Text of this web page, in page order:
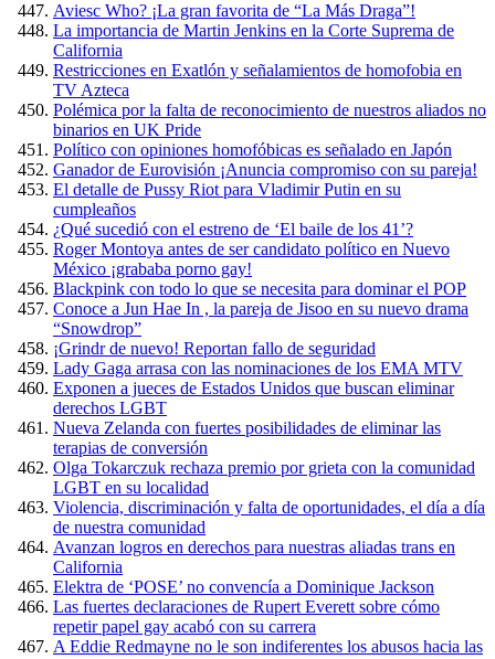
Aviesc Who? ¡La gran favorita de “La Más Draga”!
La importancia de Martin Jenkins en la Corte Suprema de
California
Restricciones en Exatlón y señalamientos de homofobia en
TV Azteca
Polémica por la falta de reconocimiento de nuestros aliados no
binarios en UK Pride
Político con opiniones homofóbicas es señalado en Japón
Ganador de Eurovisión ¡Anuncia compromiso con su pareja!
El detalle de Pussy Riot para Vladimir Putin en su
cumpleaños
¿Qué sucedió con el estreno de ‘El baile de los 41’?
Roger Montoya antes de ser candidato político en Nuevo
México ¡grababa porno gay!
Blackpink con todo lo que se necesita para dominar el POP
Conoce a Jun Hae In , la pareja de Jisoo en su nuevo drama
“Snowdrop”
¡Grindr de nuevo! Reportan fallo de seguridad
Lady Gaga arrasa con las nominaciones de los EMA MTV
Exponen a jueces de Estados Unidos que buscan eliminar
derechos LGBT
Nueva Zelanda con fuertes posibilidades de eliminar las
terapias de conversión
Olga Tokarczuk rechaza premio por grieta con la comunidad
LGBT en su localidad
Violencia, discriminación y falta de oportunidades, el día a día
de nuestra comunidad
Avanzan logros en derechos para nuestras aliadas trans en
California
Elektra de ‘POSE’ no convencía a Dominique Jackson
Las fuertes declaraciones de Rupert Everett sobre cómo
repetir papel gay acabó con su carrera
A Eddie Redmayne no le son indiferentes los abusos hacia las